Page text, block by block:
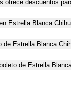
ofrece descuentos
Estrella Blanca
de Estrella Blanca
de Estrella